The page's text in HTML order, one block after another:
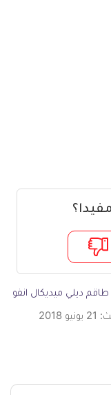
طاقم ديلي ميديكال انفو
21 يونيو 2018